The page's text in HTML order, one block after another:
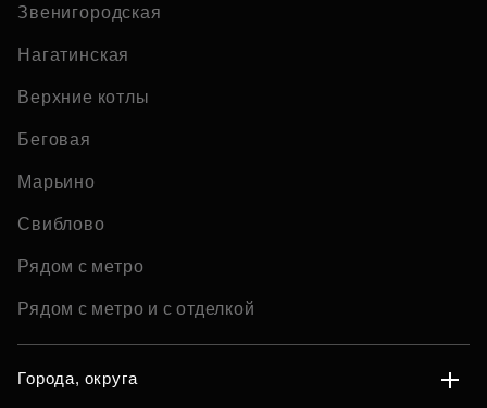
Звенигородская
Нагатинская
Верхние котлы
Беговая
Марьино
Свиблово
Рядом с метро
Рядом с метро и с отделкой
Города, округа